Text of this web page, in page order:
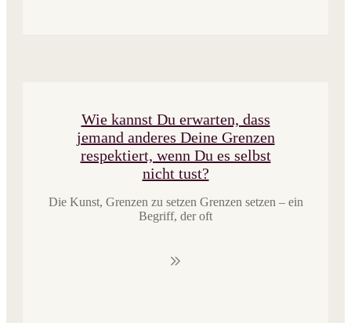
Wie kannst Du erwarten, dass
jemand anderes Deine Grenzen
respektiert, wenn Du es selbst
nicht tust?
​Die Kunst, Grenzen zu setzen Grenzen setzen – ein
Begriff, der oft